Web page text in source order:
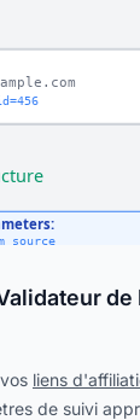
de
liens
de suivi